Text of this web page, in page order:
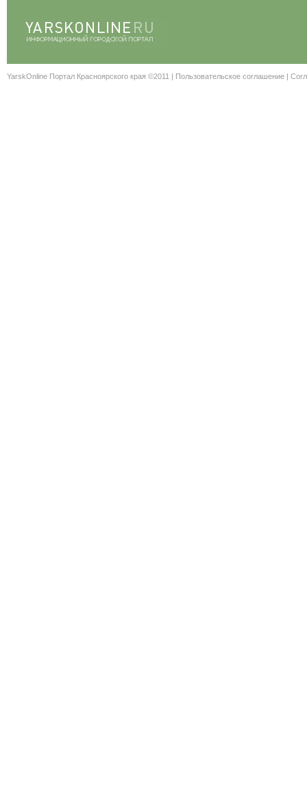
YarskOnline Портал Красноярского края ©2011 | Пользовательское соглашение |